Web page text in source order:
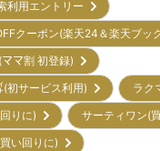
利用エントリー
クーポン(楽天24＆楽天ブ
ママ割 初登録)
(初サービス利用)
ラク
回りに)
サーティワン(
買い回りに)